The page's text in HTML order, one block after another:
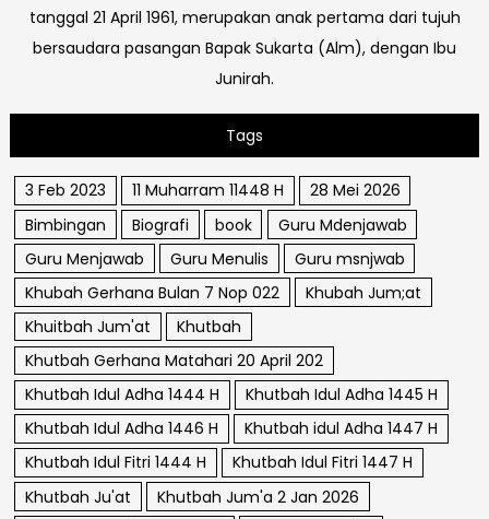
tanggal 21 April 1961, merupakan anak pertama dari tujuh
bersaudara pasangan Bapak Sukarta (Alm), dengan Ibu
Junirah.
Tags
3 Feb 2023 11 Muharram 11448 H
28 Mei 2026
Bimbingan
Biografi book
Guru Mdenjawab
Guru Menjawab
Guru Menulis
Guru msnjwab
Khubah Gerhana Bulan 7 Nop 022
Khubah Jum;at
Khuitbah Jum'at
Khutbah
Khutbah Gerhana Matahari 20 April 202
Khutbah Idul Adha 1444 H
Khutbah Idul Adha 1445 H
Khutbah Idul Adha 1446 H
Khutbah idul Adha 1447 H
Khutbah Idul Fitri 1444 H
Khutbah Idul Fitri 1447 H
Khutbah Ju'at
Khutbah Jum'a 2 Jan 2026